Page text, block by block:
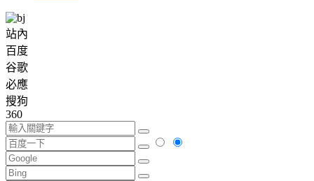
站內
百度
谷歌
必應
搜狗
360